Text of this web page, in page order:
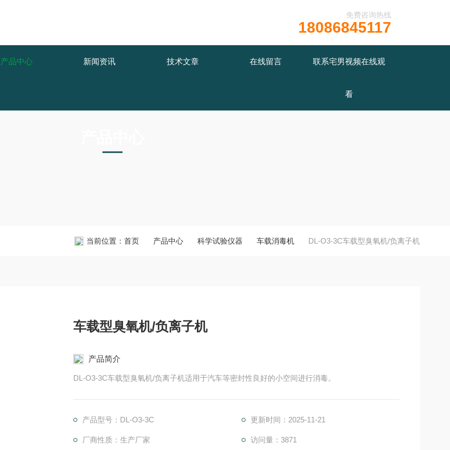
免费咨询热线
18086845117
产品中心 新闻资讯 技术文章 在线留言 联系宅男视频在线观
看
当前位置： 首页 产品中心 科学试验仪器 车载消毒机 DL-O3-3C车载型臭氧机/负离子机
车载型臭氧机/负离子机
产品简介
DL-O3-3C车载型臭氧机/负离子机适用于汽车等密封性良好的小空间进行消毒。
产品型号：DL-O3-3C 更新时间：2025-11-21
厂商性质：生产厂家 访问量：3871